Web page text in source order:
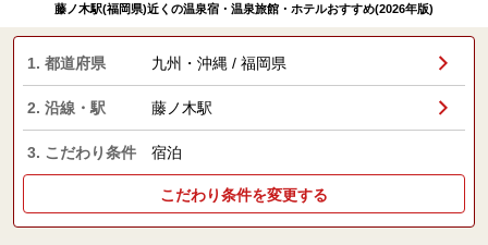
藤ノ木駅(福岡県)近くの温泉宿・温泉旅館・ホテルおすすめ(2026年版)
1. 都道府県 九州・沖縄 / 福岡県
2. 沿線・駅 藤ノ木駅
3. こだわり条件 宿泊
こだわり条件を変更する